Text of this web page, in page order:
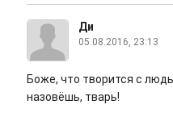
Ди
05.08.2016, 23:13
Боже, что творится с
назовёшь, тварь!